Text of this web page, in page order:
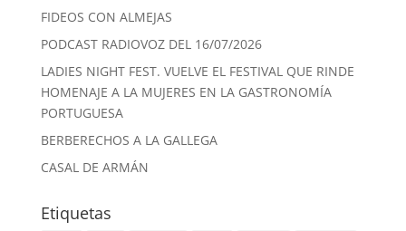
FIDEOS CON ALMEJAS
PODCAST RADIOVOZ DEL 16/07/2026
LADIES NIGHT FEST. VUELVE EL FESTIVAL QUE RINDE
HOMENAJE A LA MUJERES EN LA GASTRONOMÍA
PORTUGUESA
BERBERECHOS A LA GALLEGA
CASAL DE ARMÁN
Etiquetas